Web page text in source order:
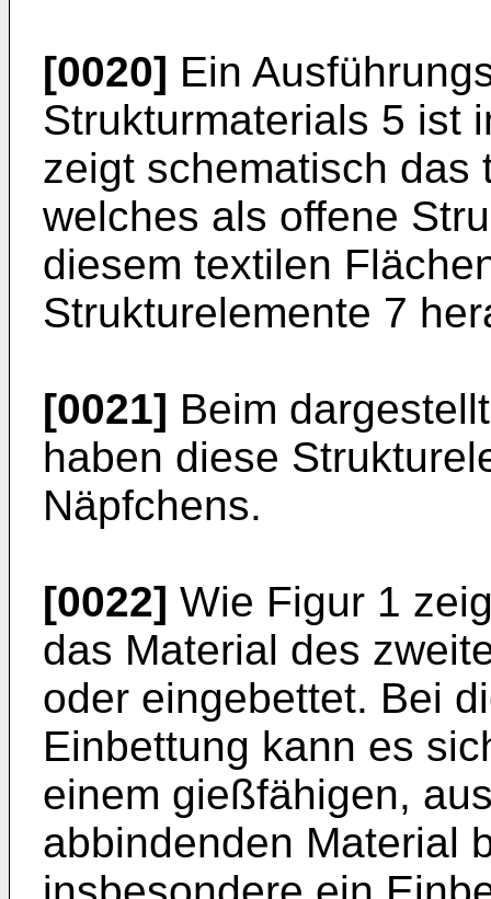
[0020] Ein
Strukturmaterials 5 ist
zeigt schematisch das
welches als offene
diesem textilen
Strukturelemente 7
[0021] Beim
haben diese
Näpfchens.
[0022] Wie Figur 1
das Material des
oder eingebettet. Bei
Einbettung kann es
einem gießfähigen,
abbindenden Material